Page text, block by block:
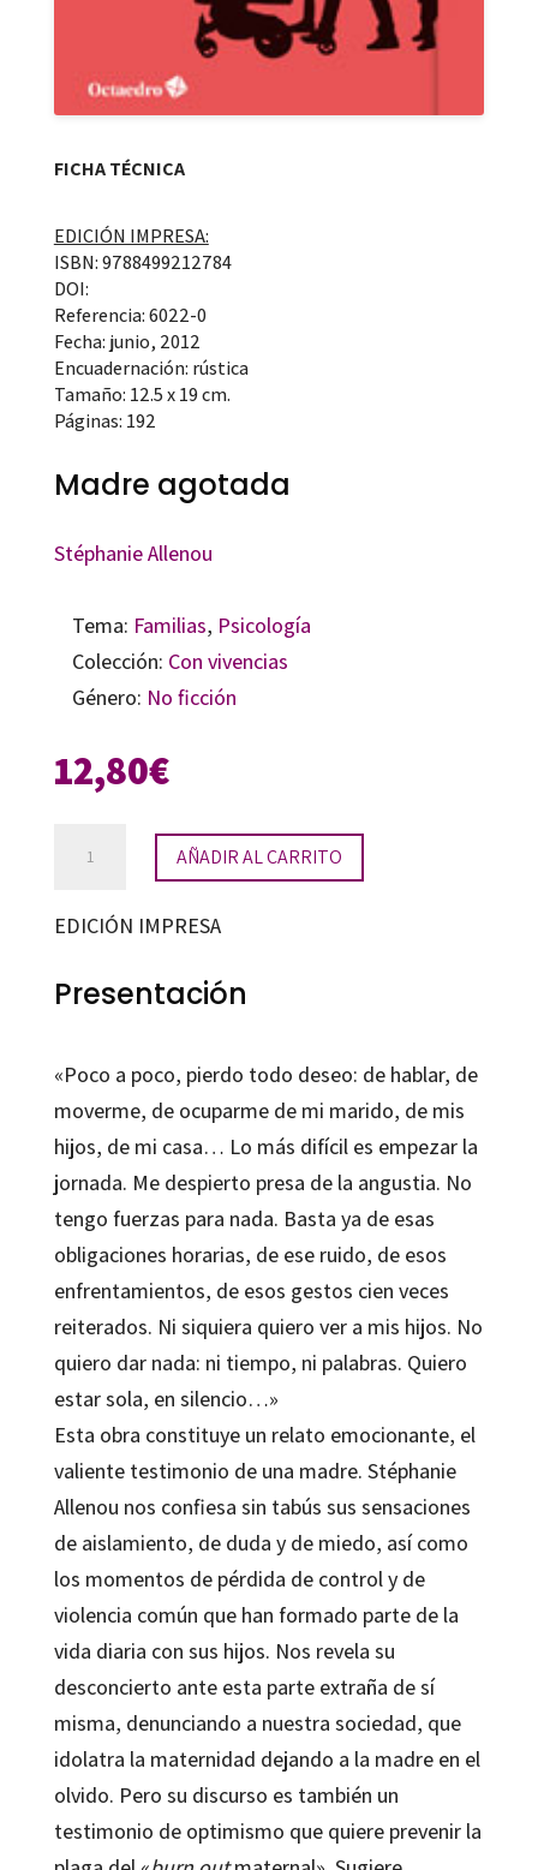
FICHA TÉCNICA
EDICIÓN IMPRESA:
ISBN: 9788499212784
DOI:
Referencia: 6022-0
Fecha: junio, 2012
Encuadernación: rústica
Tamaño: 12.5 x 19 cm.
Páginas: 192
Madre agotada
Stéphanie Allenou
Tema: Familias, Psicología
Colección: Con vivencias
Género: No ficción
12,80€
cantidad
AÑADIR AL CARRITO
EDICIÓN IMPRESA
Presentación
«Poco a poco, pierdo todo deseo: de hablar, de
moverme, de ocuparme de mi marido, de mis
hijos, de mi casa… Lo más difícil es empezar la
jornada. Me despierto presa de la angustia. No
tengo fuerzas para nada. Basta ya de esas
obligaciones horarias, de ese ruido, de esos
enfrentamientos, de esos gestos cien veces
reiterados. Ni siquiera quiero ver a mis hijos. No
quiero dar nada: ni tiempo, ni palabras. Quiero
estar sola, en silencio…»
Esta obra constituye un relato emocionante, el
valiente testimonio de una madre. Stéphanie
Allenou nos confiesa sin tabús sus sensaciones
de aislamiento, de duda y de miedo, así como
los momentos de pérdida de control y de
violencia común que han formado parte de la
vida diaria con sus hijos. Nos revela su
desconcierto ante esta parte extraña de sí
misma, denunciando a nuestra sociedad, que
idolatra la maternidad dejando a la madre en el
olvido. Pero su discurso es también un
testimonio de optimismo que quiere prevenir la